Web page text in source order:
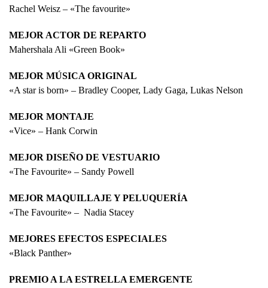
Rachel Weisz – «The favourite»
MEJOR ACTOR DE REPARTO
Mahershala Ali «Green Book»
MEJOR MÚSICA ORIGINAL
«A star is born» – Bradley Cooper, Lady Gaga, Lukas Nelson
MEJOR MONTAJE
«Vice» – Hank Corwin
MEJOR DISEÑO DE VESTUARIO
«The Favourite» – Sandy Powell
MEJOR MAQUILLAJE Y PELUQUERÍA
«The Favourite» – Nadia Stacey
MEJORES EFECTOS ESPECIALES
«Black Panther»
PREMIO A LA ESTRELLA EMERGENTE